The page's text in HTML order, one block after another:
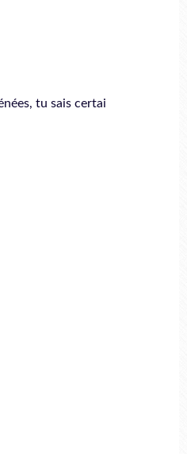
tu sais certai